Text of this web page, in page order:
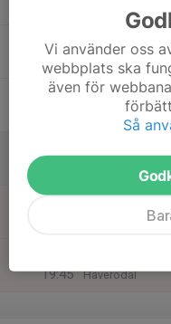
Klubbstugan
18:15
19:45
Stavlöpning
Klubbstugan
Lör
19:45
Häverödal
Vi använder oss
webbplats ska
även för
Så